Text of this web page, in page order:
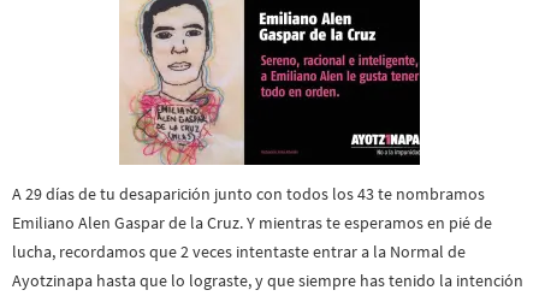
A 29 días de tu desaparición junto con todos los 43 te nombramos
Emiliano Alen Gaspar de la Cruz. Y mientras te esperamos en pié de
lucha, recordamos que 2 veces intentaste entrar a la Normal de
Ayotzinapa hasta que lo lograste, y que siempre has tenido la intención